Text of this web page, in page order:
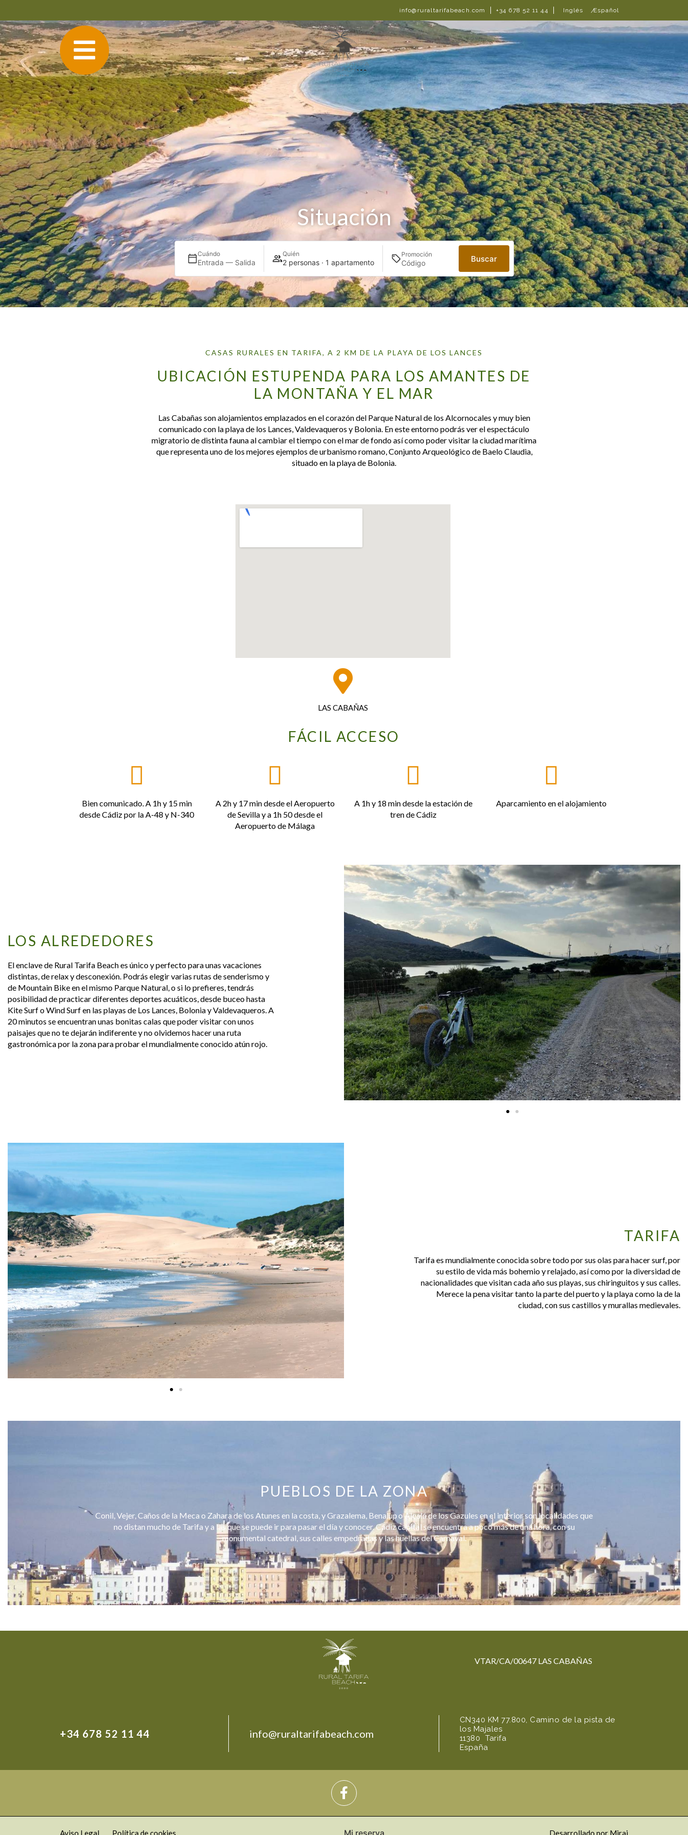
info@ruraltarifabeach.com +34 678 52 11 44 Inglés Español
Situación
Cuándo
Entrada — Salida
Quién
2 personas · 1 apartamento
Promoción Buscar
CASAS RURALES EN TARIFA, A 2 KM DE LA PLAYA DE LOS LANCES
UBICACIÓN ESTUPENDA PARA LOS AMANTES DE
LA MONTAÑA Y EL MAR
Las Cabañas son alojamientos emplazados en el corazón del Parque Natural de los Alcornocales y muy bien
comunicado con la playa de los Lances, Valdevaqueros y Bolonia. En este entorno podrás ver el espectáculo
migratorio de distinta fauna al cambiar el tiempo con el mar de fondo así como poder visitar la ciudad marítima
que representa uno de los mejores ejemplos de urbanismo romano, Conjunto Arqueológico de Baelo Claudia,
situado en la playa de Bolonia.
LAS CABAÑAS​
FÁCIL ACCESO
Bien comunicado. A 1h y 15 min
desde Cádiz por la A-48 y N-340
A 2h y 17 min desde el Aeropuerto
de Sevilla y a 1h 50 desde el
Aeropuerto de Málaga
A 1h y 18 min desde la estación de
tren de Cádiz
Aparcamiento en el alojamiento
LOS ALREDEDORES
El enclave de Rural Tarifa Beach es único y perfecto para unas vacaciones
distintas, de relax y desconexión. Podrás elegir varias rutas de senderismo y
de Mountain Bike en el mismo Parque Natural, o si lo prefieres, tendrás
posibilidad de practicar diferentes deportes acuáticos, desde buceo hasta
Kite Surf o Wind Surf en las playas de Los Lances, Bolonia y Valdevaqueros. A
20 minutos se encuentran unas bonitas calas que poder visitar con unos
paisajes que no te dejarán indiferente y no olvidemos hacer una ruta
gastronómica por la zona para probar el mundialmente conocido atún rojo.
TARIFA
Tarifa es mundialmente conocida sobre todo por sus olas para hacer surf, por
su estilo de vida más bohemio y relajado, así como por la diversidad de
nacionalidades que visitan cada año sus playas, sus chiringuitos y sus calles.
Merece la pena visitar tanto la parte del puerto y la playa como la de la
ciudad, con sus castillos y murallas medievales.
PUEBLOS DE LA ZONA
Conil, Vejer, Caños de la Meca o Zahara de los Atunes en la costa, y Grazalema, Benalup o Alcalá de los Gazules en el interior son localidades que
no distan mucho de Tarifa y a las que se puede ir para pasar el día y conocer. Cádiz capital se encuentra a poco más de una hora, con su
monumental catedral, sus calles empedradas y las huellas del Carnaval.
VTAR/CA/00647 LAS CABAÑAS
+34 678 52 11 44 info@ruraltarifabeach.com
CN340 KM 77.800, Camino de la pista de
los Majales
11380
Tarifa
España
Aviso Legal Política de cookies Mi reserva Desarrollado por Mirai